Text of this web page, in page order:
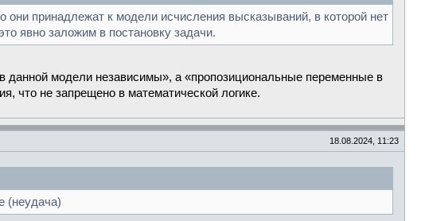
принадлежат к модели исчисления высказываний, в которой нет
явно заложим в постановку задачи.
модели независимы», а «пропозициональные переменные в
что не запрещено в математической логике.
18.08.2024, 11:23
(неудача)